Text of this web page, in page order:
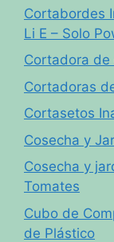
Cortabordes
Li E – Solo
Cortadora
Cortadoras
Cortasetos
Cosecha y
Cosecha y
Tomates
Cubo de
de Plástico